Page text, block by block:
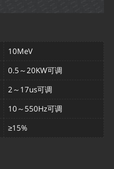
10MeV
0.5～20KW可调
2～17us可调
10～550Hz可调
≥15%